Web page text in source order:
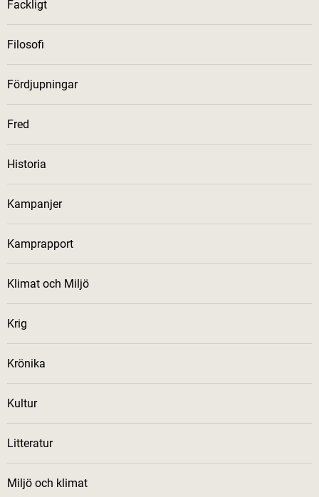
Fackligt
Filosofi
Fördjupningar
Fred
Historia
Kampanjer
Kamprapport
Klimat och Miljö
Krig
Krönika
Kultur
Litteratur
Miljö och klimat